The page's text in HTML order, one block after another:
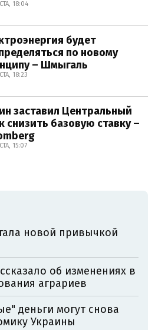
18:04
будет
по новому
– Шмыгаль
18:23
заставил Центральный
снизить базовую ставку –
15:07
новой привычкой
об изменениях в
аграриев
деньги могут снова
Украины